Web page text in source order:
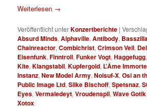
Weiterlesen →
Veröffentlicht unterKonzertberichte |
Absurd Minds,Alphaville,Antibody,
Chainreactor,Combichrist,Crimson Veil,
Eisenfunk,Finntroll,Funker Vogt,Haggefugg
Kite,Klangstabil,Kupfergold, L’Âme
Instanz,New Model Army,Noisuf-X,Osi an
Public Image Ltd,Silke Bischoff,Spetsnaz,
Eyes,Vermaledeyt,Vroudenspil,Wave
Xotox